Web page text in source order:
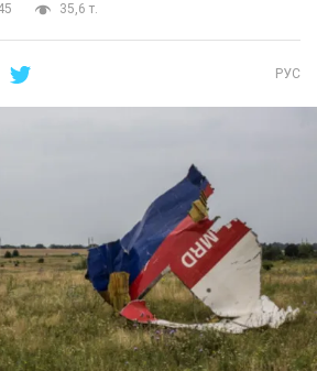
35,6 т.
РУС